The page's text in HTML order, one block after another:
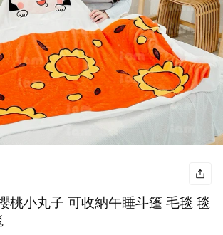
桃小丸子 可收納午睡斗篷 毛毯 毯